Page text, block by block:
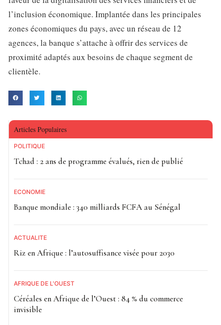
l’inclusion économique. Implantée dans les principales
zones économiques du pays, avec un réseau de 12
agences, la banque s’attache à offrir des services de
proximité adaptés aux besoins de chaque segment de
clientèle.
Articles Populaires
POLITIQUE
Tchad : 2 ans de programme évalués, rien de publié
ECONOMIE
Banque mondiale : 340 milliards FCFA au Sénégal
ACTUALITE
Riz en Afrique : l’autosuffisance visée pour 2030
AFRIQUE DE L'OUEST
Céréales en Afrique de l’Ouest : 84 % du commerce
invisible